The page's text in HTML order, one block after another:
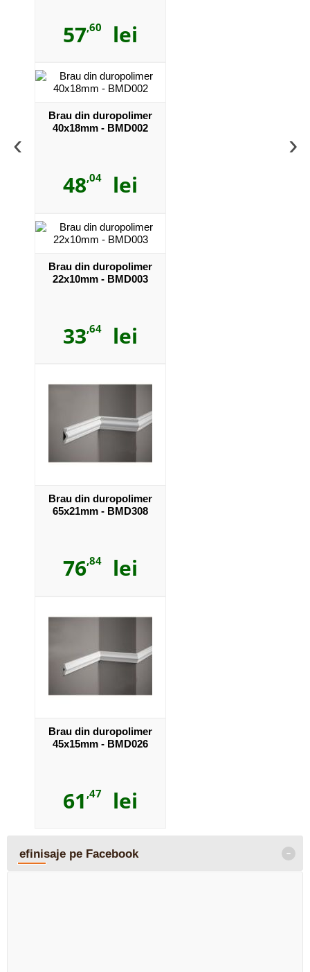
‹
57,60 lei
Brau din duropolimer
40x18mm - BMD002
48,04 lei
Brau din duropolimer
22x10mm - BMD003
33,64 lei
Brau din duropolimer
65x21mm - BMD308
76,84 lei
Brau din duropolimer
45x15mm - BMD026
61 ,47 lei
›
efinisaje pe Facebook -